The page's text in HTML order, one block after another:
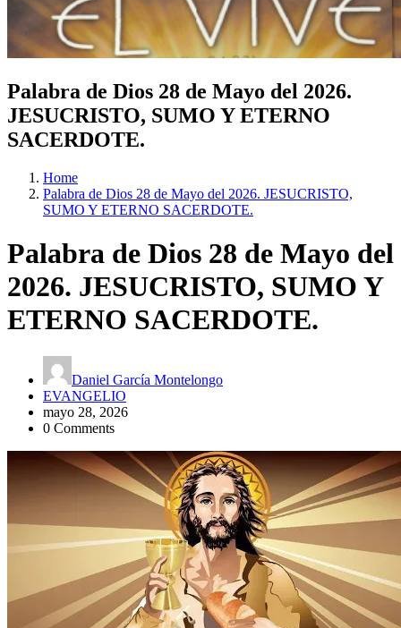
Palabra de Dios 28 de Mayo del 2026.
JESUCRISTO, SUMO Y ETERNO
SACERDOTE.
Home
Palabra de Dios 28 de Mayo del 2026. JESUCRISTO,
SUMO Y ETERNO SACERDOTE.
Palabra de Dios 28 de Mayo del
2026. JESUCRISTO, SUMO Y
ETERNO SACERDOTE.
Daniel García Montelongo
EVANGELIO
mayo 28, 2026
0 Comments